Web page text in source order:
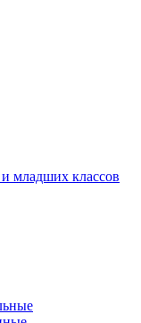
младших классов